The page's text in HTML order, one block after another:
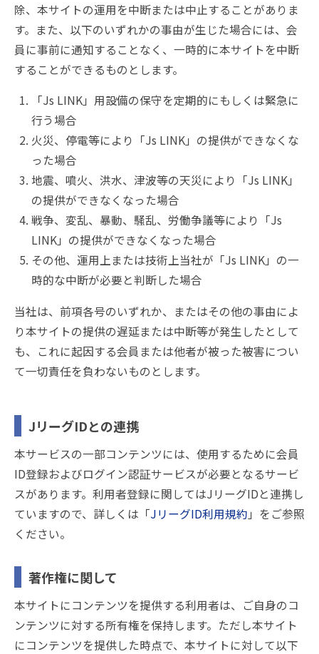
除、本サイトの運用を中断または中止することがありま
す。また、以下のいずれかの事由が生じた場合には、会
員に事前に通知することなく、一時的に本サイトを中断
することができるものとします。
「Js LINK」用設備の保守を定期的にもしくは緊急に
行う場合
火災、停電等により「Js LINK」の提供ができなくな
った場合
地震、噴火、洪水、津波等の天災により「Js LINK」
の提供ができなくなった場合
戦争、変乱、暴動、騒乱、労働争議等により「Js
LINK」の提供ができなくなった場合
その他、運用上または技術上当社が「Js LINK」の一
時的な中断が必要と判断した場合
当社は、前項各号のいずれか、またはその他の事由によ
り本サイトの提供の遅延または中断等が発生したとして
も、これに起因する会員または他者が被った被害につい
て一切責任を負わないものとします。
JリーグIDとの連携
本サービスの一部コンテンツには、使用するために会員
ID登録およびログイン認証サービスが必要となるサービ
スがあります。利用者登録に関してはJリーグIDと連携し
ていますので、詳しくは「JリーグID利用規約 」をご参照
ください。
著作権に関して
本サイトにコンテンツを提供する利用者は、ご自身のコ
ンテンツに対する所有権を保持します。ただし本サイト
にコンテンツを提供した時点で、本サイトに対して以下